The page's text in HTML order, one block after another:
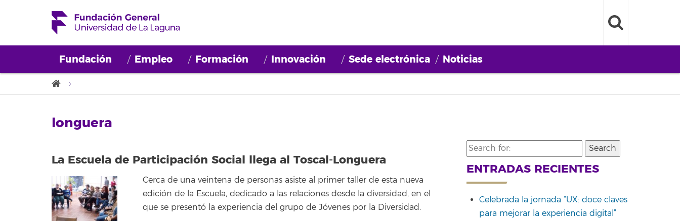
Fundación Empleo Formación Innovación Sede electrónica Noticias
longuera
La Escuela de Participación Social llega al Toscal-Longuera
Cerca de una veintena de personas asiste al primer taller de esta nueva
edición de la Escuela, dedicado a las relaciones desde la diversidad, en el
que se presentó la experiencia del grupo de Jóvenes por la Diversidad.
Search
for:
ENTRADAS RECIENTES
Celebrada la jornada “UX: doce claves
para mejorar la experiencia digital”